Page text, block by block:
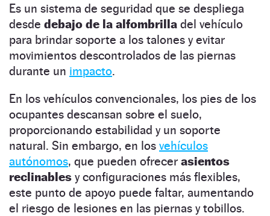
Es un sistema de seguridad que se despliega
desde debajo de la alfombrilla del vehículo
para brindar soporte a los talones y evitar
movimientos descontrolados de las piernas
durante un impacto.
En los vehículos convencionales, los pies de los
ocupantes descansan sobre el suelo,
proporcionando estabilidad y un soporte
natural. Sin embargo, en los vehículos
autónomos, que pueden ofrecer asientos
reclinables y configuraciones más flexibles,
este punto de apoyo puede faltar, aumentando
el riesgo de lesiones en las piernas y tobillos.